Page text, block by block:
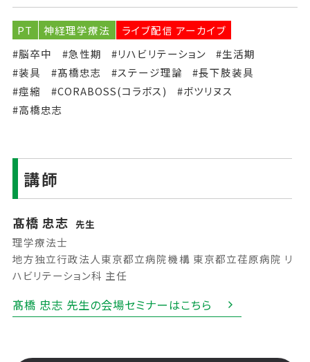
PT 神経理学療法
ライブ配信 アーカイブ
#脳卒中
#急性期 #リハビリテーション
#生活期
#装具
#髙橋忠志 #ステージ理論
#長下肢装具
#痙縮
#CORABOSS(コラボス)
#ボツリヌス
#高橋忠志
講師
髙橋 忠志 先生
理学療法士
地方独立行政法人東京都立病院機構 東京都立荏原病院 リ
ハビリテーション科 主任
髙橋 忠志 先生の会場セミナーはこちら